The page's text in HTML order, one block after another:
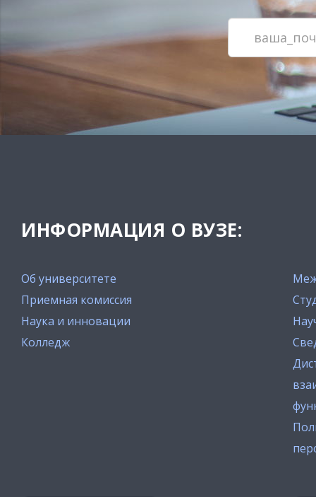
ИНФОРМАЦИЯ О ВУЗЕ:
Об университете
Приемная комиссия
Наука и инновации
Колледж